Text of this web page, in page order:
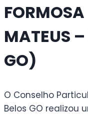
MATEUS
GO)
O Conselho
Belos GO realizou